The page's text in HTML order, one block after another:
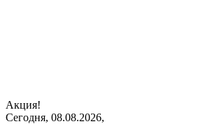
Акция!
Сегодня, 08.08.2026,